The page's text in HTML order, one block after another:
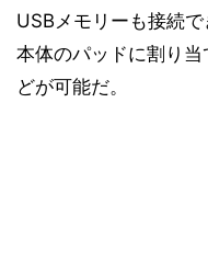
USBメモリーも接続
本体のパッドに割り
どが可能だ。